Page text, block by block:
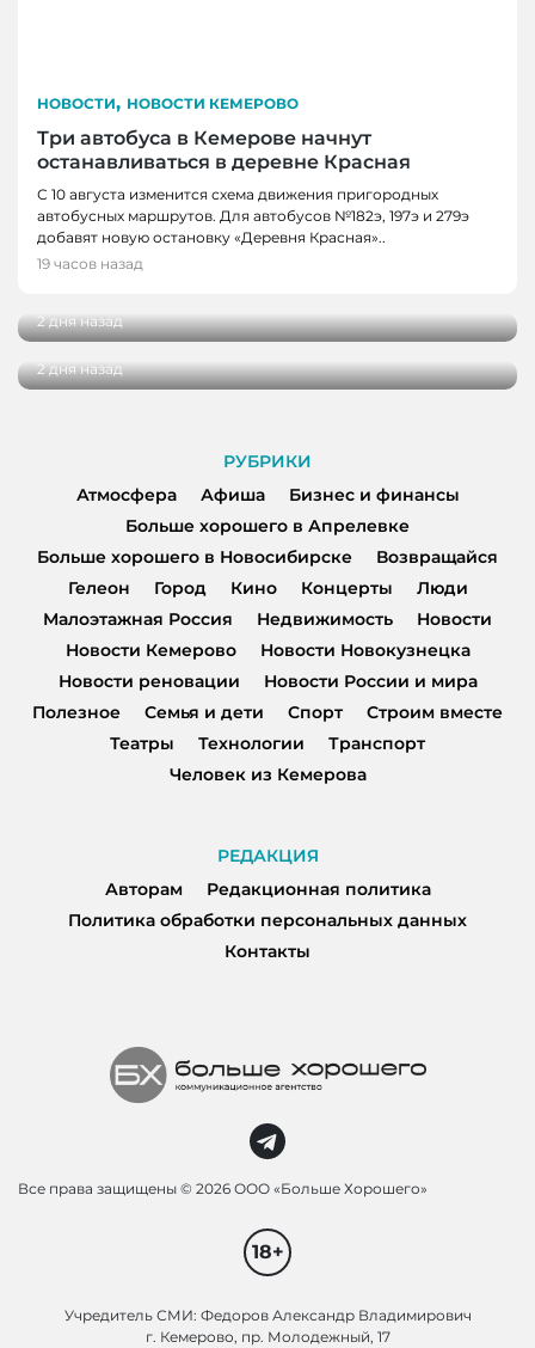
НОВОСТИ, НОВОСТИ КЕМЕРОВО
Три автобуса в Кемерове начнут
останавливаться в деревне Красная
С 10 августа изменится схема движения пригородных
автобусных маршрутов. Для автобусов №182э, 197э и 279э
добавят новую остановку «Деревня Красная»..
19 часов назад
НОВОСТИ
В Кузбассе наградили лучших тренеров,
2 дня назад
НОВОСТИ, НОВОСТИ КЕМЕРОВО
годом
2 дня назад
РУБРИКИ
Атмосфера
Афиша
Бизнес и финансы
Больше хорошего в Апрелевке
Больше хорошего в Новосибирске
Возвращайся
Гелеон
Город Кино Концерты
Люди
Малоэтажная Россия
Недвижимость
Новости
Новости Кемерово
Новости Новокузнецка
Новости реновации
Новости России и мира
Полезное
Семья и дети Спорт
Строим вместе
Театры
Технологии
Транспорт
Человек из Кемерова
РЕДАКЦИЯ
Авторам
Редакционная политика
Политика обработки персональных данных
Контакты
Все права защищены © 2026 ООО «Больше Хорошего»
18+
Учредитель СМИ: Федоров Александр Владимирович
г. Кемерово, пр. Молодежный, 17